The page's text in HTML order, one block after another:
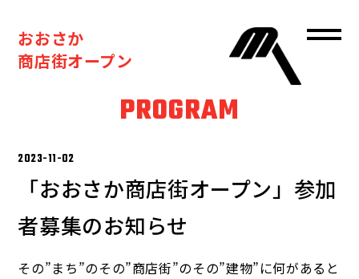
おおさか
商店街オープン
PROGRAM
2023-11-02
「おおさか商店街オープン」参加
者募集のお知らせ
その”まち”のその”商店街”のその”建物”に何があると